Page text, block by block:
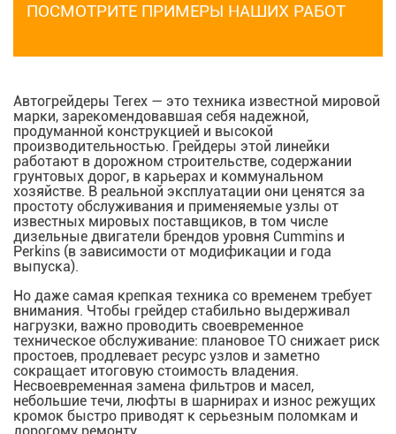
ПОСМОТРИТЕ ПРИМЕРЫ НАШИХ РАБОТ
Автогрейдеры Terex — это техника известной мировой
марки, зарекомендовавшая себя надежной,
продуманной конструкцией и высокой
производительностью. Грейдеры этой линейки
работают в дорожном строительстве, содержании
грунтовых дорог, в карьерах и коммунальном
хозяйстве. В реальной эксплуатации они ценятся за
простоту обслуживания и применяемые узлы от
известных мировых поставщиков, в том числе
дизельные двигатели брендов уровня Cummins и
Perkins (в зависимости от модификации и года
выпуска).
Но даже самая крепкая техника со временем требует
внимания. Чтобы грейдер стабильно выдерживал
нагрузки, важно проводить своевременное
техническое обслуживание: плановое ТО снижает риск
простоев, продлевает ресурс узлов и заметно
сокращает итоговую стоимость владения.
Несвоевременная замена фильтров и масел,
небольшие течи, люфты в шарнирах и износ режущих
кромок быстро приводят к серьезным поломкам и